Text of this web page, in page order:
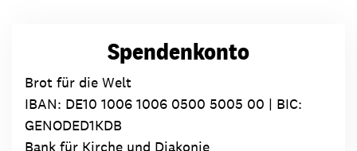
Spendenkonto
Brot für die Welt
IBAN: DE10 1006 1006 0500 5005 00 | BIC:
GENODED1KDB
Bank für Kirche und Diakonie